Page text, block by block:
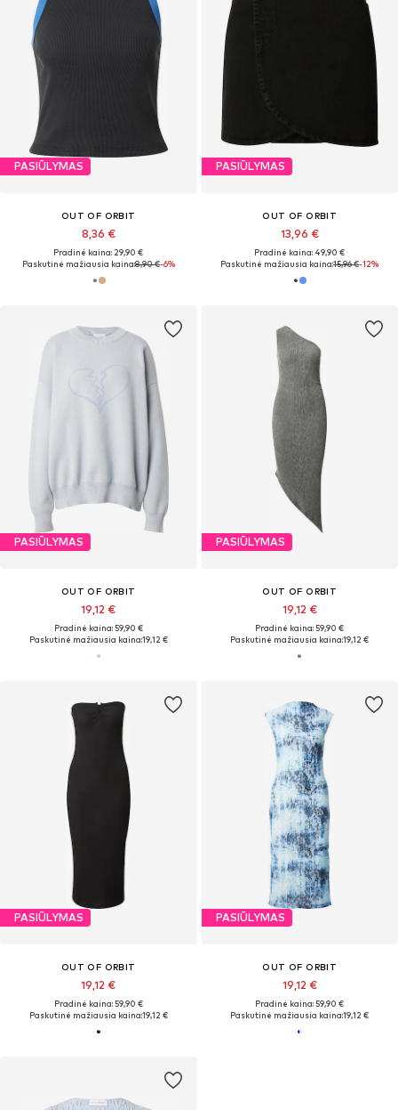
PASIŪLYMAS
OUT OF ORBIT
8,36 €
Pradinė kaina: 29,90 €
Paskutinė mažiausia kaina:8,90 €-6%
PASIŪLYMAS
OUT OF ORBIT
13,96 €
Pradinė kaina: 49,90 €
Paskutinė mažiausia kaina:15,96 €-12%
PASIŪLYMAS
OUT OF ORBIT
19,12 €
Pradinė kaina: 59,90 €
Paskutinė mažiausia kaina:19,12 €
PASIŪLYMAS
OUT OF ORBIT
19,12 €
Pradinė kaina: 59,90 €
Paskutinė mažiausia kaina:19,12 €
PASIŪLYMAS
OUT OF ORBIT
19,12 €
Pradinė kaina: 59,90 €
Paskutinė mažiausia kaina:19,12 €
PASIŪLYMAS
OUT OF ORBIT
19,12 €
Pradinė kaina: 59,90 €
Paskutinė mažiausia kaina:19,12 €